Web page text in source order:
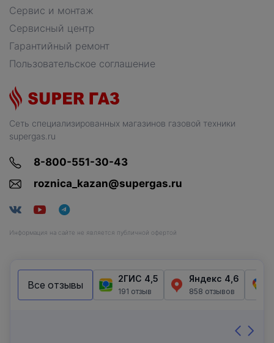
Сеть специализированных магазинов газовой техники
supergas.ru
8-800-551-30-43
roznica_kazan@supergas.ru
Информация на сайте не является публичной офертой
Сервис и монтаж
Сервисный центр
Гарантийный ремонт
Пользовательское соглашение